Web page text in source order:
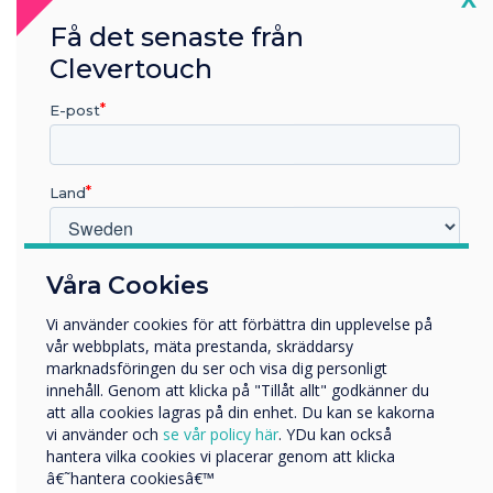
Android 11.
Cleverstore has been updated
Improved login issue on unstable networks.
Addressed login screen issue when switching
between inputs.
AirServer has been removed from the
firmware.
Mail app has been removed from the
firmware.
Våra Cookies
Vi använder cookies för att förbättra din upplevelse på
vår webbplats, mäta prestanda, skräddarsy
marknadsföringen du ser och visa dig personligt
innehåll. Genom att klicka på "Tillåt allt" godkänner du
att alla cookies lagras på din enhet. Du kan se kakorna
vi använder och se vår policy här. YDu kan också
hantera vilka cookies vi placerar genom att klicka
â€˜hantera cookiesâ€™
Få det senaste från
Clevertouch
E-post
Land
Vilken bransch arbetar du inom?
Företag
Övriga
Företagets namn
Vi skulle vilja kontakta dig angående våra produkter och